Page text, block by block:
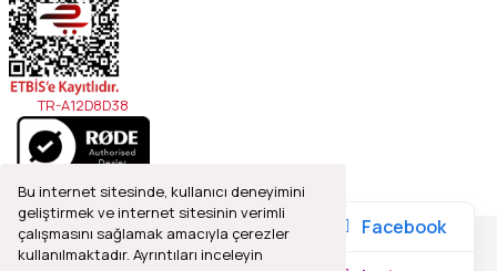
Bu internet sitesinde, kullanıcı deneyimini
geliştirmek ve internet sitesinin verimli
çalışmasını sağlamak amacıyla çerezler
kullanılmaktadır. Ayrıntıları inceleyin
TR-A12D8D38
2021© Refleks Fotoğrafçılık, Tüm Hakları Saklıdır.
Facebook